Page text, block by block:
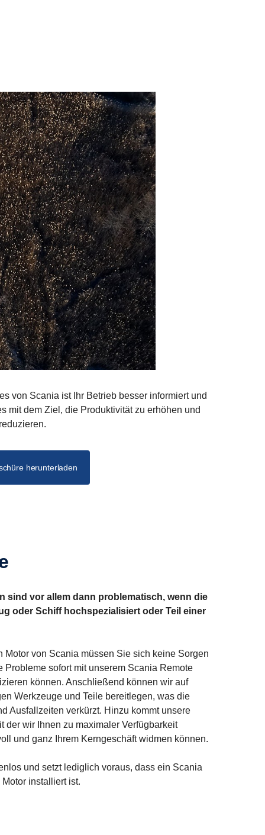
von Scania ist Ihr Betrieb besser informiert und
mit dem Ziel, die Produktivität zu erhöhen und
herunterladen
sind vor allem dann problematisch, wenn die
oder Schiff hochspezialisiert oder Teil einer
Motor von Scania müssen Sie sich keine Sorgen
Probleme sofort mit unserem Scania Remote
können. Anschließend können wir auf
Werkzeuge und Teile bereitlegen, was die
Ausfallzeiten verkürzt. Hinzu kommt unsere
der wir Ihnen zu maximaler Verfügbarkeit
und ganz Ihrem Kerngeschäft widmen können.
und setzt lediglich voraus, dass ein Scania
installiert ist.